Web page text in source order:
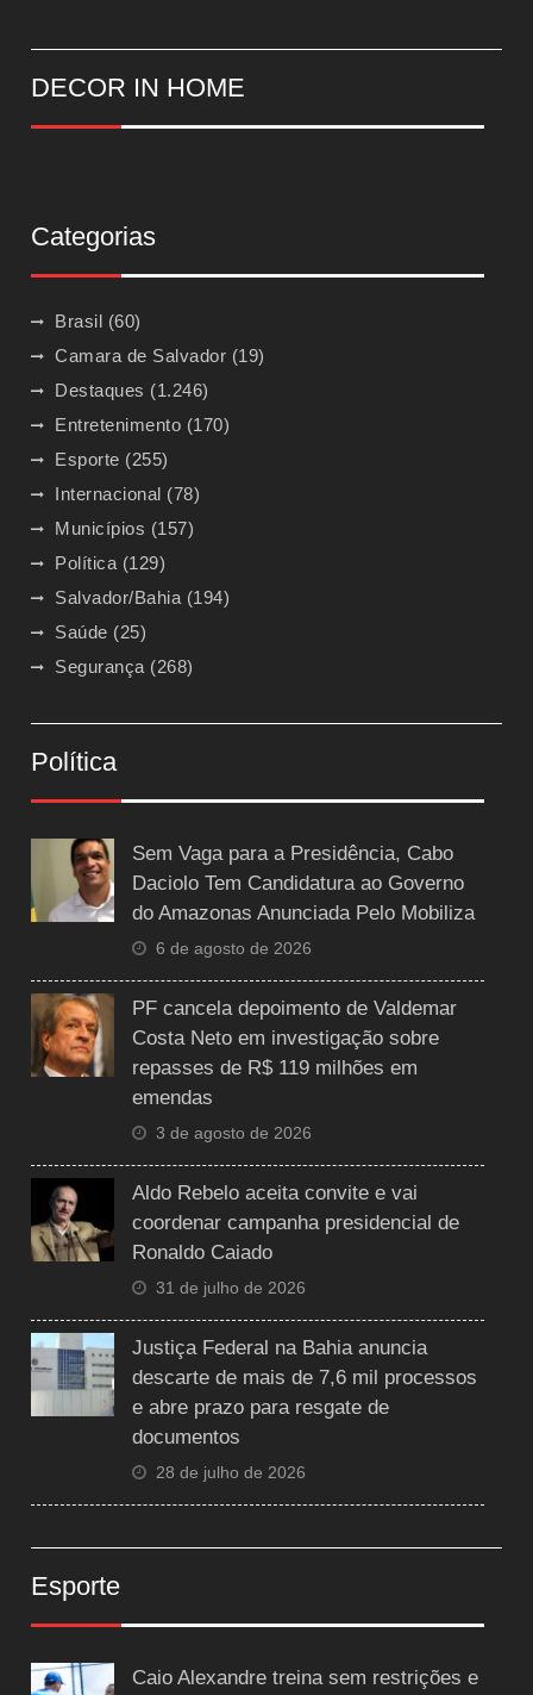
DECOR IN HOME
Categorias
Brasil (60)
Camara de Salvador (19)
Destaques (1.246)
Entretenimento (170)
Esporte (255)
Internacional (78)
Municípios (157)
Política (129)
Salvador/Bahia (194)
Saúde (25)
Segurança (268)
Política
Sem Vaga para a Presidência, Cabo
Daciolo Tem Candidatura ao Governo
do Amazonas Anunciada Pelo Mobiliza
6 de agosto de 2026
PF cancela depoimento de Valdemar
Costa Neto em investigação sobre
repasses de R$ 119 milhões em
emendas
3 de agosto de 2026
Aldo Rebelo aceita convite e vai
coordenar campanha presidencial de
Ronaldo Caiado
31 de julho de 2026
Justiça Federal na Bahia anuncia
descarte de mais de 7,6 mil processos
e abre prazo para resgate de
documentos
28 de julho de 2026
Esporte
Caio Alexandre treina sem restrições e